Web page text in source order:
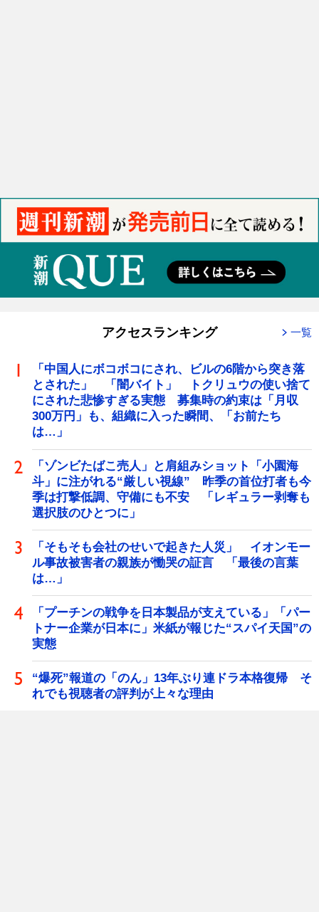
アクセスランキング 一覧
「中国人にボコボコにされ、ビルの6階から突き落
とされた」 「闇バイト」 トクリュウの使い捨て
にされた悲惨すぎる実態 募集時の約束は「月収
300万円」も、組織に入った瞬間、「お前たち
は…」
「ゾンビたばこ売人」と肩組みショット「小園海
斗」に注がれる“厳しい視線” 昨季の首位打者も今
季は打撃低調、守備にも不安 「レギュラー剥奪も
選択肢のひとつに」
「そもそも会社のせいで起きた人災」 イオンモー
ル事故被害者の親族が慟哭の証言 「最後の言葉
は…」
「プーチンの戦争を日本製品が支えている」「パー
トナー企業が日本に」米紙が報じた“スパイ天国”の
実態
“爆死”報道の「のん」13年ぶり連ドラ本格復帰 そ
れでも視聴者の評判が上々な理由